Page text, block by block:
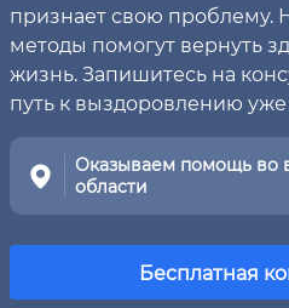
признает свою проблему.
методы помогут вернуть
жизнь. Запишитесь на
путь к выздоровлению уже
Оказываем помощь во
области
Бесплатная